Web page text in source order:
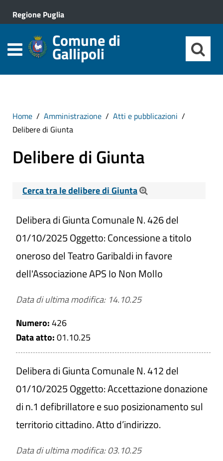
Regione Puglia
Comune di
Gallipoli
Home Amministrazione
Atti e pubblicazioni
Delibere di Giunta
Delibere di Giunta
Cerca tra le delibere di Giunta
Cerca tra le Delibere di Giunta
Data atto
Da
a
CERCA
Delibera di Giunta Comunale N. 426 del
01/10/2025 Oggetto: Concessione a titolo
oneroso del Teatro Garibaldi in favore
dell'Associazione APS Io Non Mollo
Data di ultima modifica: 14.10.25
Numero:426
Data atto:01.10.25
Delibera di Giunta Comunale N. 412 del
01/10/2025 Oggetto: Accettazione donazione
di n.1 defibrillatore e suo posizionamento sul
territorio cittadino. Atto d’indirizzo.
Data di ultima modifica: 03.10.25